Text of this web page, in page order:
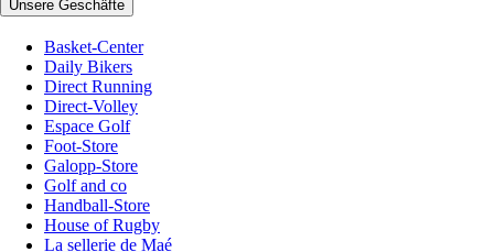
Unsere Geschäfte
Basket-Center
Daily Bikers
Direct Running
Direct-Volley
Espace Golf
Foot-Store
Galopp-Store
Golf and co
Handball-Store
House of Rugby
La sellerie de Maé